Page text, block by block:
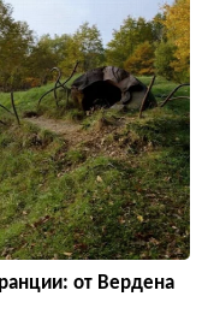
от Вердена